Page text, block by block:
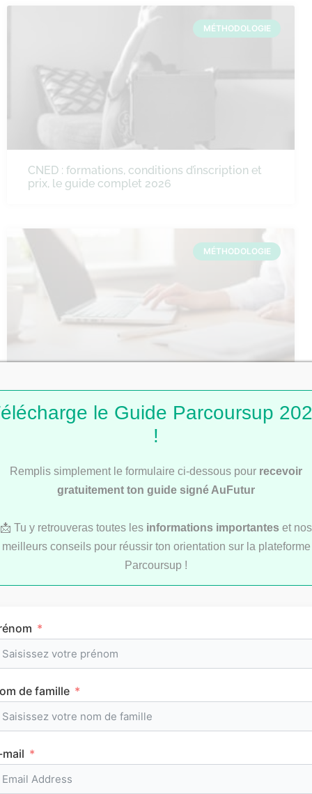
MÉTHODOLOGIE
CNED : formations, conditions d’inscription et
prix, le guide complet 2026
MÉTHODOLOGIE
Comment faire une fiche de révision ?
le Guide Parcoursup
!
Remplis simplement le formulaire ci-dessous pour recevoir
gratuitement ton guide signé AuFutur
📩 Tu y retrouveras toutes les informations importantes et nos
meilleurs conseils pour réussir ton orientation sur la plateforme
Parcoursup !
de famille